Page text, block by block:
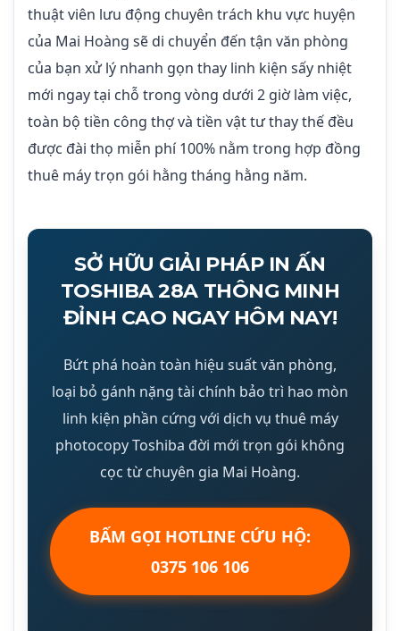
thuật viên lưu động chuyên trách khu vực huyện
của Mai Hoàng sẽ di chuyển đến tận văn phòng
của bạn xử lý nhanh gọn thay linh kiện sấy nhiệt
mới ngay tại chỗ trong vòng dưới 2 giờ làm việc,
toàn bộ tiền công thợ và tiền vật tư thay thế đều
được đài thọ miễn phí 100% nằm trong hợp đồng
thuê máy trọn gói hằng tháng hằng năm.
SỞ HỮU GIẢI PHÁP IN ẤN
TOSHIBA 28A THÔNG MINH
ĐỈNH CAO NGAY HÔM NAY!
Bứt phá hoàn toàn hiệu suất văn phòng,
loại bỏ gánh nặng tài chính bảo trì hao mòn
linh kiện phần cứng với dịch vụ thuê máy
photocopy Toshiba đời mới trọn gói không
cọc từ chuyên gia Mai Hoàng.
BẤM GỌI HOTLINE CỨU HỘ:
0375 106 106